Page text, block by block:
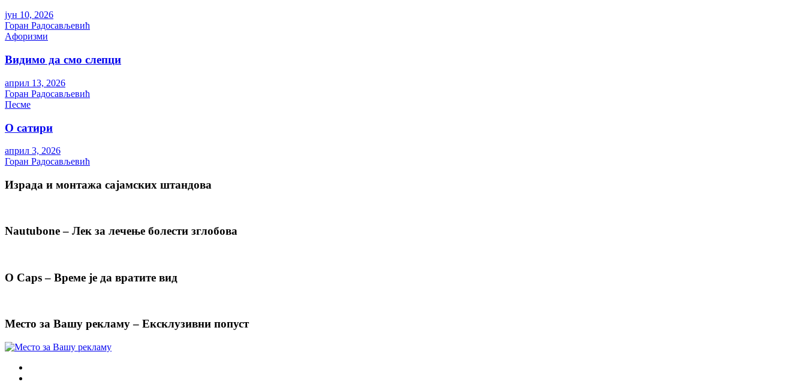
јун 10, 2026
Горан Радосављевић
Aфоризми
Видимо да смо слепци
април 13, 2026
Горан Радосављевић
Песме
О сатири
април 3, 2026
Горан Радосављевић
Израда и монтажа сајамских штандова
Nautubone – Лек за лечење болести зглобова
O Caps – Време је да вратите вид
Место за Вашу рекламу – Ексклузивни попуст